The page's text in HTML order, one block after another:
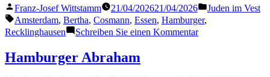
Veröffentlicht
von
Franz-Josef Wittstamm 21/04/202621/04/2026
Veröffentlicht
Juden im Vest
Schlagwörter:
Amsterdam, Bertha, Cosmann, Essen, Hamburger,
Recklinghausen
Schreiben Sie einen Kommentarzu
Hamburger Abraham